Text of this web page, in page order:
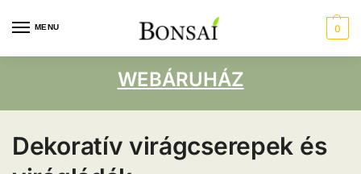
MENU 0
WEBÁRUHÁZ
Dekoratív virágcserepek és